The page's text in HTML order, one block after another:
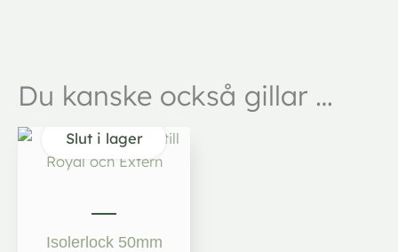
Du kanske också gillar …
Slut i lager
Isolerlock 50mm